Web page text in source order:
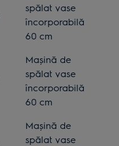
spălat vase
încorporabilă
60 cm
Mașină de
spălat vase
încorporabilă
60 cm
Mașină de
spălat vase